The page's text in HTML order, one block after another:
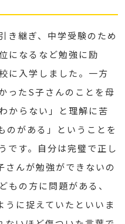
き継ぎ、中学受験のため
になるなど勉強に励
に入学しました。一方
ったS子さんのことを母
からない」と理解に苦
のがある」ということを
です。自分は完璧で正し
さんが勉強ができないの
もの方に問題がある、
うに捉えていたといいま